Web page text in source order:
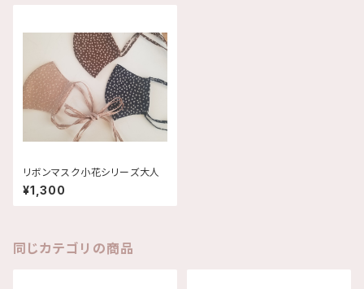
リボンマスク小花シリーズ大人
¥1,300
同じカテゴリの商品